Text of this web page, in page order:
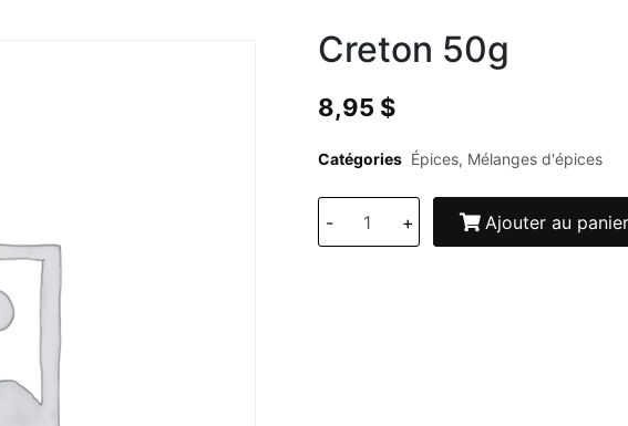
Creton 50g
8,95 $
Catégories Épices, Mélanges d'épices
- + Ajouter au panier